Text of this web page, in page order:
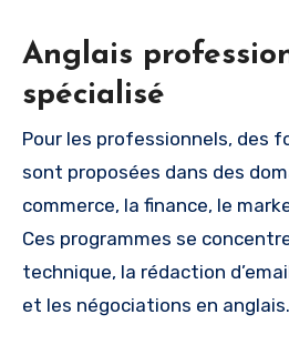
Anglais
spécialisé
Pour les professionnels, des
sont proposées dans des
commerce, la finance, le
Ces programmes se
technique, la rédaction
et les négociations en anglais.